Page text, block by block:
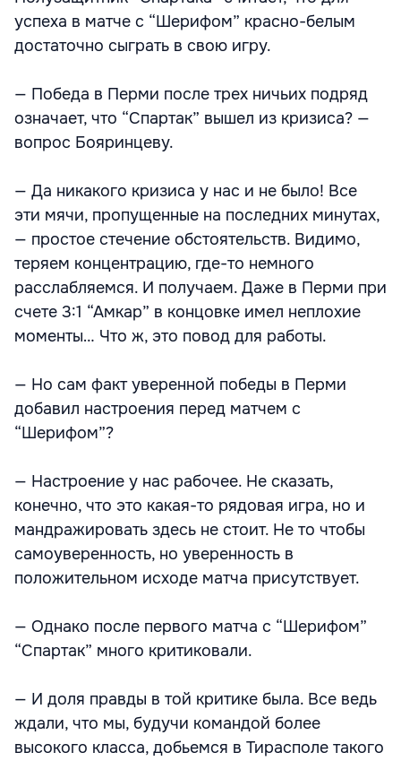
успеха в матче с “Шерифом” красно-белым
достаточно сыграть в свою игру.
— Победа в Перми после трех ничьих подряд
означает, что “Спартак” вышел из кризиса? —
вопрос Бояринцеву.
— Да никакого кризиса у нас и не было! Все
эти мячи, пропущенные на последних минутах,
— простое стечение обстоятельств. Видимо,
теряем концентрацию, где-то немного
расслабляемся. И получаем. Даже в Перми при
счете 3:1 “Амкар” в концовке имел неплохие
моменты… Что ж, это повод для работы.
— Но сам факт уверенной победы в Перми
добавил настроения перед матчем с
“Шерифом”?
— Настроение у нас рабочее. Не сказать,
конечно, что это какая-то рядовая игра, но и
мандражировать здесь не стоит. Не то чтобы
самоуверенность, но уверенность в
положительном исходе матча присутствует.
— Однако после первого матча с “Шерифом”
“Спартак” много критиковали.
— И доля правды в той критике была. Все ведь
ждали, что мы, будучи командой более
высокого класса, добьемся в Тирасполе такого